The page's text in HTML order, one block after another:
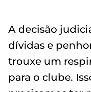
A decisão
dívidas e
trouxe um
para o clube.